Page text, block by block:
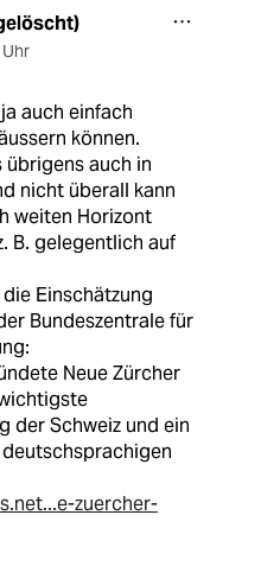
auch einfach
können.
übrigens auch in
nicht überall kann
weiten Horizont
B. gelegentlich auf
Einschätzung
Bundeszentrale für
Neue Zürcher
der Schweiz und ein
zuercher-